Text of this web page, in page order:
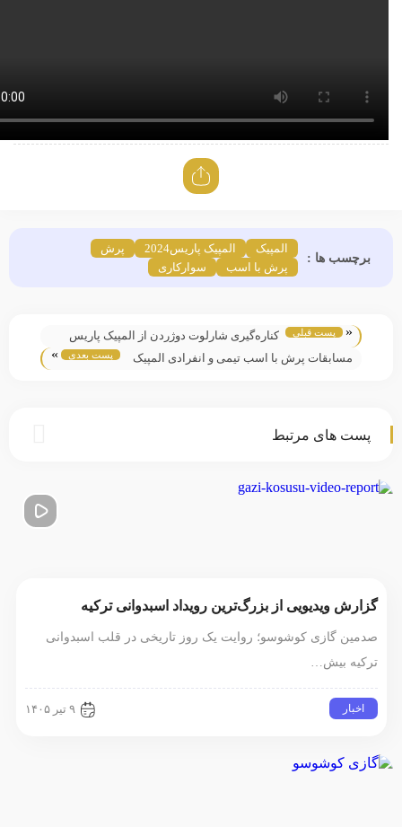
ها :
المپیک المپیک پاریس2024
پرش
پرش با اسب
سوارکاری
پست قبلی
کناره‌گیری شارلوت دوژردن از المپیک پاریس
۲۰۲۴
مسابقات پرش با اسب تیمی و انفرادی المپیک
پست بعدی »
های مرتبط
ویدیویی از بزرگ‌ترین رویداد اسبدوانی ترکیه
گازی کوشوسو؛ روایت یک روز تاریخی در قلب اسبدوانی
بیش…